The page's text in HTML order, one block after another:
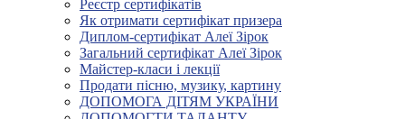
Реєстр сертифікатів
Як отримати сертифікат призера
Диплом-сертифікат Алеї Зірок
Загальний сертифікат Алеї Зірок
Майстер-класи і лекції
Продати пісню, музику, картину
ДОПОМОГА ДІТЯМ УКРАЇНИ